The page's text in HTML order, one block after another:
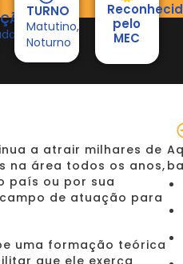
TURNO
Matutino,
Noturno
pelo
MEC
a atrair milhares de
na área todos os anos,
país ou por sua
de atuação para
uma formação teórica
que ele exerça